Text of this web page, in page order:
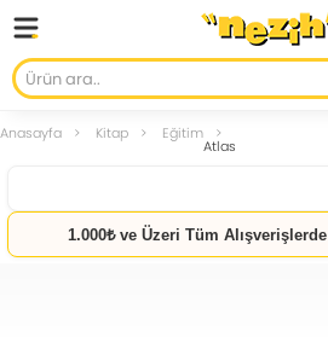
Anasayfa Kitap Eğitim
Atlas
1.000₺ ve Üzeri Tüm Alışverişlerde